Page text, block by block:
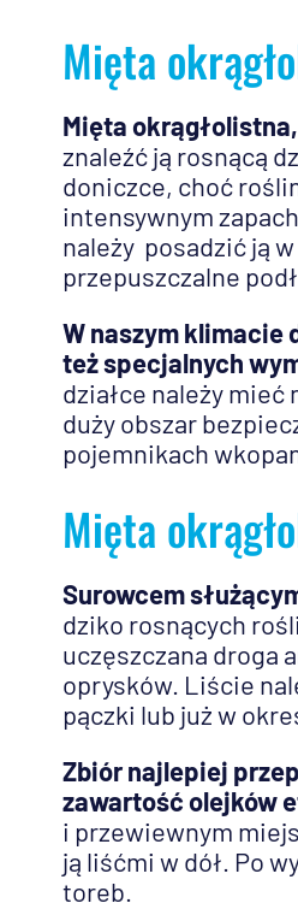
Mięta
Mięta
znaleźć ją rosnącą
doniczce, choć
intensywnym
należy posadzić ją
przepuszczalne
W naszym klimacie
też specjalnych
działce należy mieć
duży obszar
pojemnikach
Mięta
Surowcem
dziko rosnących
uczęszczana droga
oprysków. Liście
pączki lub już w
Zbiór najlepiej
zawartość olejków
i przewiewnym
ją liśćmi w dół. Po
toreb.